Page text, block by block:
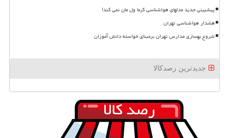
پیشبینی جدید مدلهای هواشناسی گرما ول مان نمی کند!
هشدار هواشناسی تهران
شروع بهسازی مدارس تهران برمبنای خواسته دانش آموزان
جدیدترین رصدکالا